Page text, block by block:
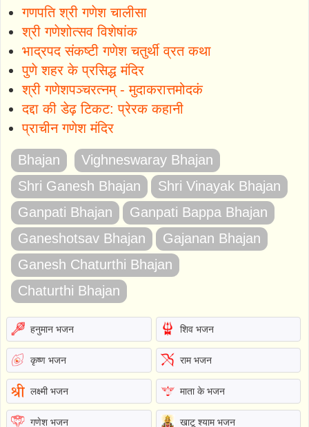
गणपति श्री गणेश चालीसा
श्री गणेशोत्सव विशेषांक
भाद्रपद संकष्टी गणेश चतुर्थी व्रत कथा
पुणे शहर के प्रसिद्ध मंदिर
श्री गणेशपञ्चरत्नम् - मुदाकरात्तमोदकं
दद्दा की डेढ़ टिकट: प्रेरक कहानी
प्राचीन गणेश मंदिर
Bhajan
Vighneswaray Bhajan
Shri Ganesh Bhajan
Shri Vinayak Bhajan
Ganpati Bhajan
Ganpati Bappa Bhajan
Ganeshotsav Bhajan
Gajanan Bhajan
Ganesh Chaturthi Bhajan
Chaturthi Bhajan
हनुमान भजन शिव भजन
कृष्ण भजन राम भजन
लक्ष्मी भजन माता के भजन
गणेश भजन खाटू श्याम भजन